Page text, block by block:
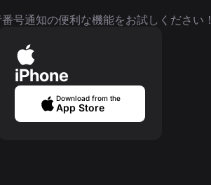
号通知の便利な機能をお試しください！
iPhone
Download from the
App Store